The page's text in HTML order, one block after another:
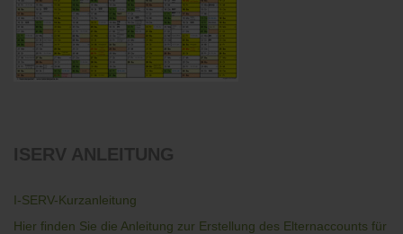
ISERV ANLEITUNG
I-SERV-Kurzanleitung
Hier finden Sie die Anleitung zur Erstellung des Elternaccounts für